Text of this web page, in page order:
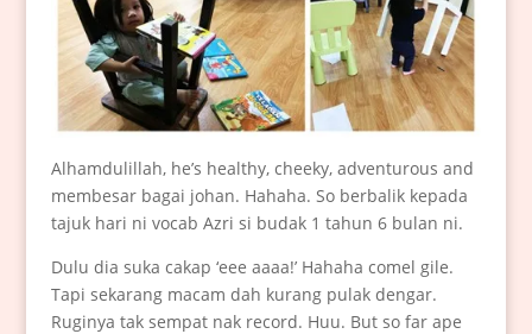
Alhamdulillah, he’s healthy, cheeky, adventurous and
membesar bagai johan. Hahaha. So berbalik kepada
tajuk hari ni vocab Azri si budak 1 tahun 6 bulan ni.
Dulu dia suka cakap ‘eee aaaa!’ Hahaha comel gile.
Tapi sekarang macam dah kurang pulak dengar.
Ruginya tak sempat nak record. Huu. But so far ape